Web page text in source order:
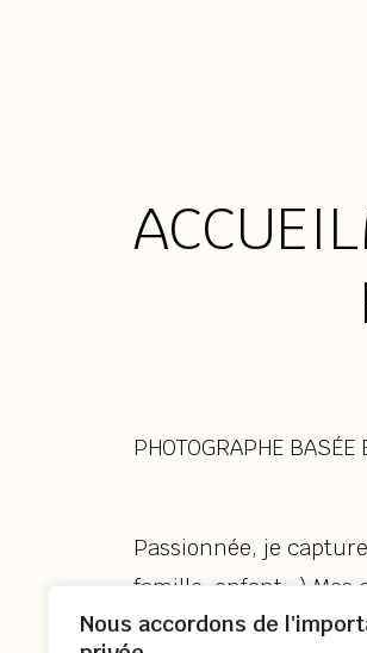
Nous accordons de
ACCUEIL
PHOTOGRAPHE BASÉE
Passionnée, je
famille, enfant…) Mes
ces souvenirs